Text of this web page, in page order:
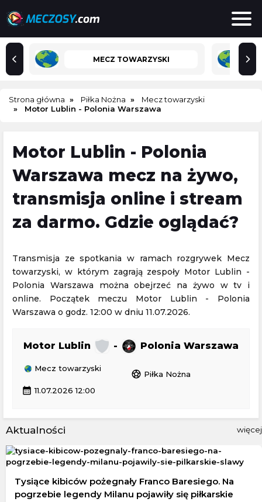
MECZ TOWARZYSKI
Strona główna Piłka Nożna
Mecz towarzyski
Motor Lublin - Polonia Warszawa
Motor Lublin - Polonia
Warszawa mecz na żywo,
transmisja online i stream
za darmo. Gdzie oglądać?
Transmisja ze spotkania w ramach rozgrywek Mecz
towarzyski, w którym zagrają zespoły Motor Lublin -
Polonia Warszawa można obejrzeć na żywo w tv i
online. Początek meczu Motor Lublin - Polonia
Warszawa o godz. 12:00 w dniu 11.07.2026.
Motor Lublin - Polonia Warszawa
Mecz towarzyski
sports_soccer Piłka Nożna
calendar_month 11.07.2026 12:00
Aktualności więcej
Tysiące kibiców pożegnały Franco Baresiego. Na
pogrzebie legendy Milanu pojawiły się piłkarskie